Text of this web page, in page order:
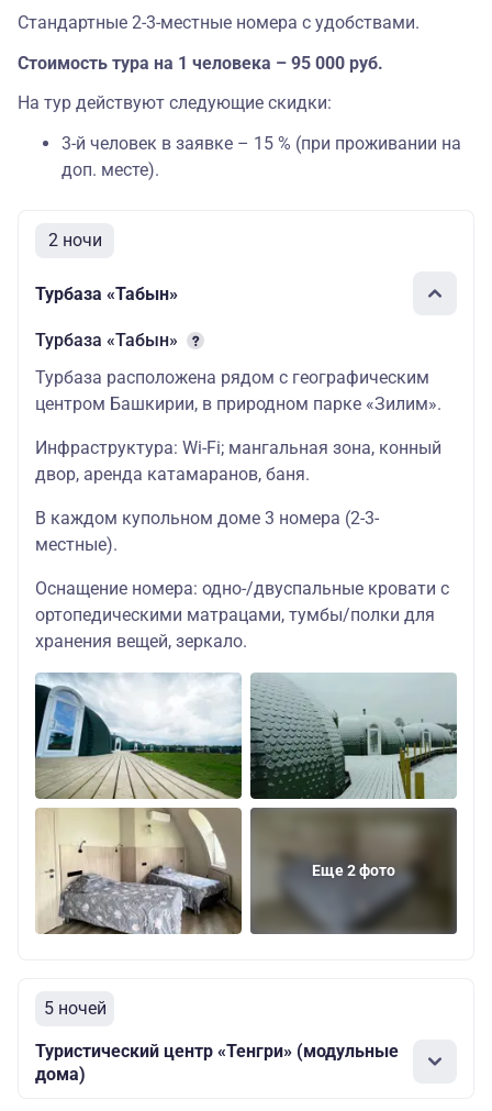
Стандартные 2-3-местные номера с удобствами.
Стоимость тура на 1 человека – 95 000 руб.
На тур действуют следующие скидки:
3-й человек в заявке – 15 % (при проживании на
доп. месте).
2 ночи
Турбаза «Табын»
Турбаза «Табын»
Турбаза расположена рядом с географическим
центром Башкирии, в природном парке «Зилим».
Инфраструктура: Wi-Fi; мангальная зона, конный
двор, аренда катамаранов, баня.
В каждом купольном доме 3 номера (2-3-
местные).
Оснащение номера: одно-/двуспальные кровати с
ортопедическими матрацами, тумбы/полки для
хранения вещей, зеркало.
Еще 2 фото
5 ночей
Туристический центр «Тенгри» (модульные
дома)